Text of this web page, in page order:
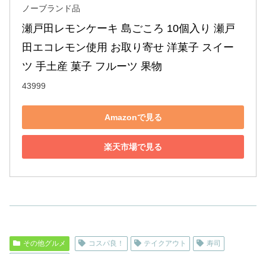
ノーブランド品
瀬戸田レモンケーキ 島ごころ 10個入り 瀬戸
田エコレモン使用 お取り寄せ 洋菓子 スイー
ツ 手土産 菓子 フルーツ 果物
43999
Amazonで見る
楽天市場で見る
その他グルメ コスパ良！ テイクアウト
寿司